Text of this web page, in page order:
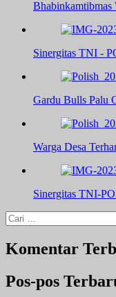
Sinergitas TNI -
Gardu Bulls Palu
Warga Desa
Sinergitas TNI-
Cari
untuk:
Komentar
Pos-pos